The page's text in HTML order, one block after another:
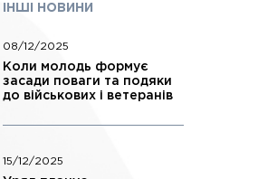
ІНШІ НОВИНИ
08/12/2025
Коли молодь формує
засади поваги та подяки
до військових і ветеранів
15/12/2025